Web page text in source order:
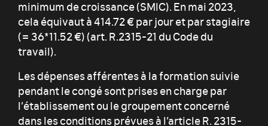
minimum de croissance (SMIC). En mai 2023,
cela équivaut à 414.72 € par jour et par stagiaire
(= 36*11.52 €) (art. R.2315-21 du Code du
travail).
Les dépenses afférentes à la formation suivie
pendant le congé sont prises en charge par
l’établissement ou le groupement concerné
dans les conditions prévues à l’article R. 2315-